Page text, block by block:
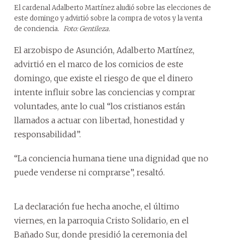
El cardenal Adalberto Martínez aludió sobre las elecciones de
este domingo y advirtió sobre la compra de votos y la venta
de conciencia. Foto: Gentileza.
El arzobispo de Asunción, Adalberto Martínez,
advirtió en el marco de los comicios de este
domingo, que existe el riesgo de que el dinero
intente influir sobre las conciencias y comprar
voluntades, ante lo cual “los cristianos están
llamados a actuar con libertad, honestidad y
responsabilidad”.
“La conciencia humana tiene una dignidad que no
puede venderse ni comprarse”, resaltó.
La declaración fue hecha anoche, el último
viernes, en la parroquia Cristo Solidario, en el
Bañado Sur, donde presidió la ceremonia del